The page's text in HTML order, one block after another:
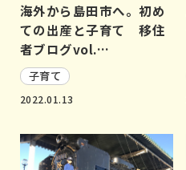
海外から島田市へ。初め
ての出産と子育て 移住
者ブログvol.…
子育て
2022.01.13